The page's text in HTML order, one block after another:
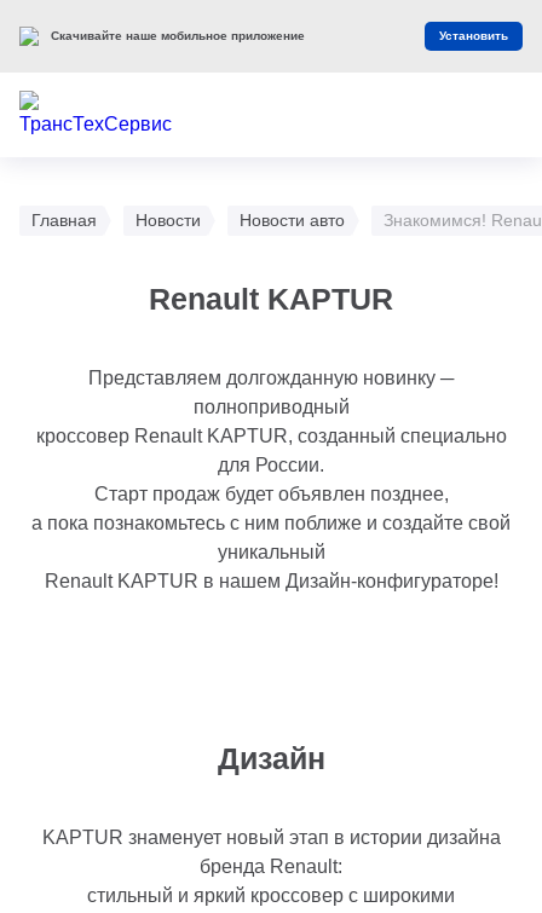
Главная Новости Новости авто Знакомимся!
Renault KAPTUR
Представляем долгожданную новинку ─
полноприводный
кроссовер Renault KAPTUR, созданный специально
для России.
Старт продаж будет объявлен позднее,
а пока познакомьтесь с ним поближе и создайте свой
уникальный
Renault KAPTUR в нашем Дизайн-конфигураторе!
Дизайн
KAPTUR знаменует новый этап в истории дизайна
бренда Renault:
стильный и яркий кроссовер с широкими
Скачивайте наше мобильное приложение Установить